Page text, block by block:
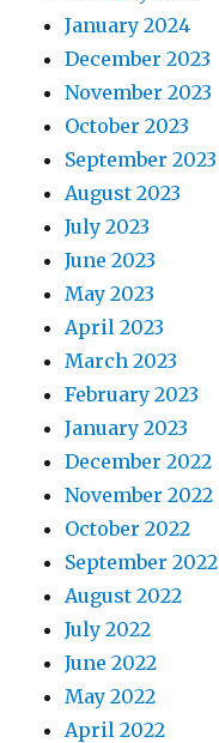
January 2024
December 2023
November 2023
October 2023
September 2023
August 2023
July 2023
June 2023
May 2023
April 2023
March 2023
February 2023
January 2023
December 2022
November 2022
October 2022
September 2022
August 2022
July 2022
June 2022
May 2022
April 2022